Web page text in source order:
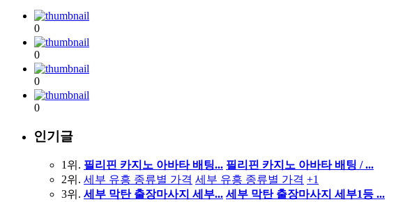
0
0
0
0
인기글
1위. 필리핀 카지노 아바타 배팅... 필리핀 카지노 아바타 배팅 / ...
2위. 세부 유흥 종류별 가격 세부 유흥 종류별 가격 +1
3위. 세부 막탄 출장마사지 세부... 세부 막탄 출장마사지 세부1등 ...